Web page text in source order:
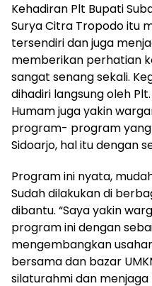
Kehadiran Plt Bupati
Surya Citra Tropodo itu
tersendiri dan juga
memberikan perhatian
sangat senang sekali.
dihadiri langsung oleh
Humam juga yakin
program- program
Sidoarjo, hal itu dengan
Program ini nyata,
Sudah dilakukan di
dibantu. “Saya yakin
program ini dengan
mengembangkan
bersama dan bazar
silaturahmi dan